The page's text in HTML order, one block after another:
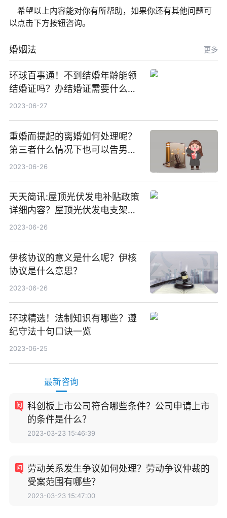
希望以上内容能对你有所帮助，如果你还有其他问题可
以点击下方按钮咨询。
婚姻法 更多
环球百事通！不到结婚年龄能领
结婚证吗？办结婚证需要什么材
料？没结婚孩子怎么上户口？
2023-06-27
重婚而提起的离婚如何处理呢？
第三者什么情况下也可以告男人
重婚罪呢？
2023-06-26
天天简讯:屋顶光伏发电补贴政策
详细内容？屋顶光伏发电支架价
格一般是多少？
2023-06-26
伊核协议的意义是什么呢？伊核
协议是什么意思？
2023-06-26
环球精选！法制知识有哪些？遵
纪守法十句口诀一览
2023-06-25
最新咨询
科创板上市公司符合哪些条件？公司申请上市
的条件是什么？
2023-03-23 15:46:39
劳动关系发生争议如何处理？劳动争议仲裁的
受案范围有哪些？
2023-03-23 15:47:00